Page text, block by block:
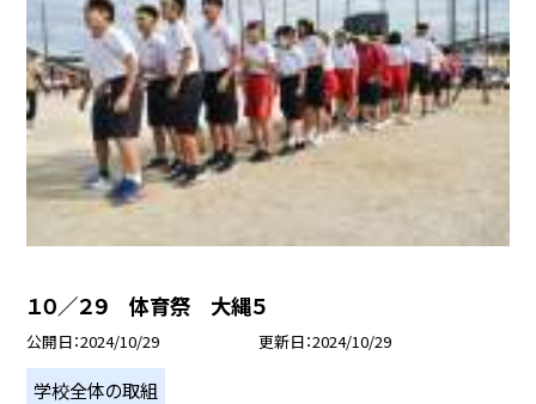
１０／２９ 体育祭 大縄５
公開日 2024/10/29 更新日 2024/10/29
学校全体の取組